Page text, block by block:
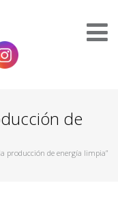
de
producción de energía limpia”